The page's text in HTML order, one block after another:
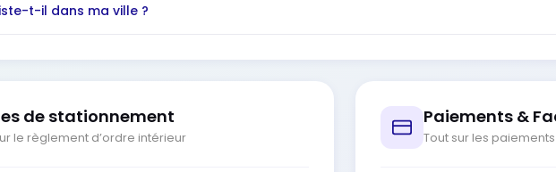
t-il dans ma ville ?
de stationnement
le règlement d’ordre intérieur
Paiements &
Tout sur les